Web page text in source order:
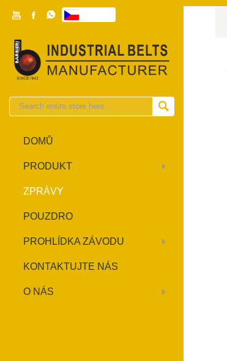
  

DOMŮ
PRODUKT
ZPRÁVY
POUZDRO
PROHLÍDKA ZÁVODU
KONTAKTUJTE NÁS
O NÁS